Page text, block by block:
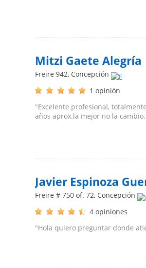
Mitzi Gaete Alegría
Freire 942, Concepción
1 opinión
"Excelente profesional,
años aprox.la mejor no la
Javier Espinoza
Freire # 750 of. 72, Concepción
4 opiniones
"Hola quiero preguntar donde